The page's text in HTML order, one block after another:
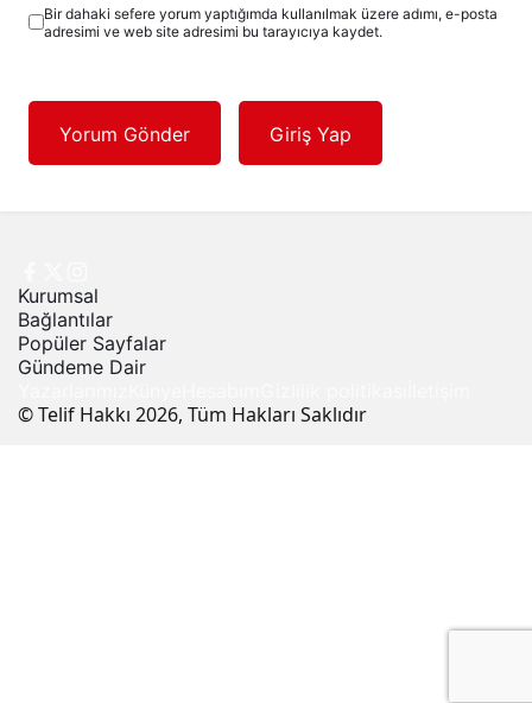
Bir dahaki sefere yorum yaptığımda kullanılmak üzere adımı, e-posta
adresimi ve web site adresimi bu tarayıcıya kaydet.
Yorum Gönder Giriş Yap
Kurumsal
Bağlantılar
Popüler Sayfalar
Gündeme Dair
© Telif Hakkı 2026, Tüm Hakları Saklıdır